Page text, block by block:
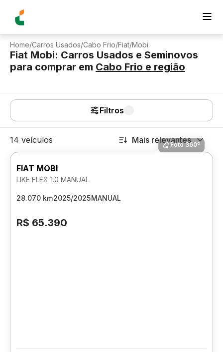
Home/Carros Usados/Cabo Frio/Fiat/Mobi
Fiat Mobi: Carros Usados e Seminovos
para comprar em Cabo Frio e região
Filtros
14 veículos Mais relevantes
Foto 360º
FIAT MOBI
LIKE FLEX 1.0 MANUAL
28.070 km2025/2025MANUAL
R$ 65.390